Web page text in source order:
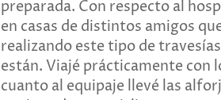
preparada. Con respecto al
en casas de distintos amigos
realizando este tipo de
están. Viajé prácticamente con
cuanto al equipaje llevé las